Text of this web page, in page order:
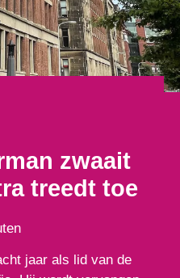
zwaait
treedt toe
jaar als lid van de